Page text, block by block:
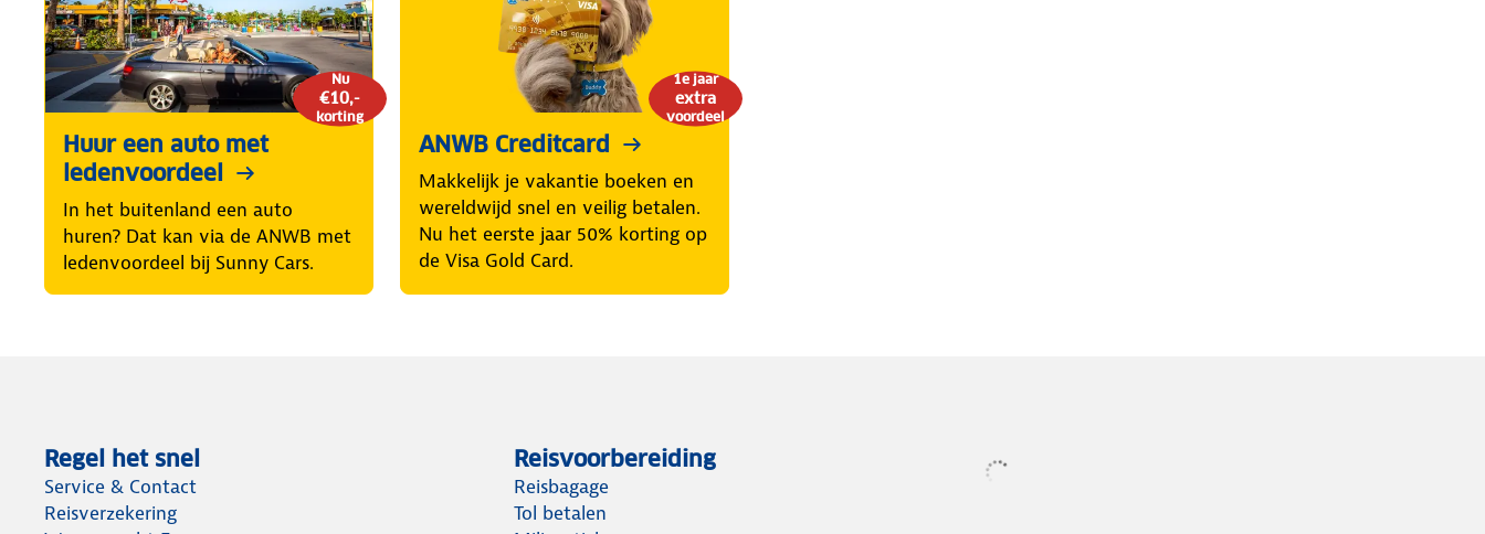
Nu
€10,-
korting
Huur een auto met
ledenvoordeel
In het buitenland een auto
huren? Dat kan via de ANWB met
ledenvoordeel bij Sunny Cars.
1e jaar
extra
voordeel
ANWB Creditcard
Makkelijk je vakantie boeken en
wereldwijd snel en veilig betalen.
Nu het eerste jaar 50% korting op
de Visa Gold Card.
Regel het snel
Service & Contact
Reisverzekering
Reisvoorbereiding
Reisbagage
Tol betalen